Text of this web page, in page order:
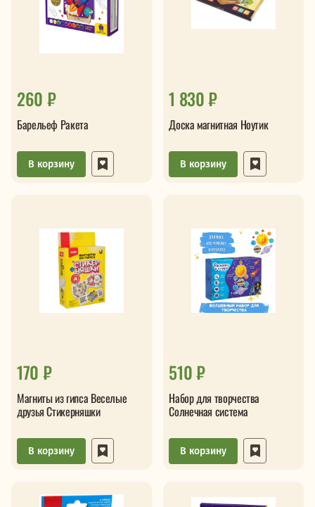
260 ₽
Барельеф Ракета
В корзину
1 830 ₽
Доска магнитная Ноутик
В корзину
170 ₽
Магниты из гипса Веселые
друзья Стикерняшки
В корзину
510 ₽
Набор для творчества
Солнечная система
В корзину